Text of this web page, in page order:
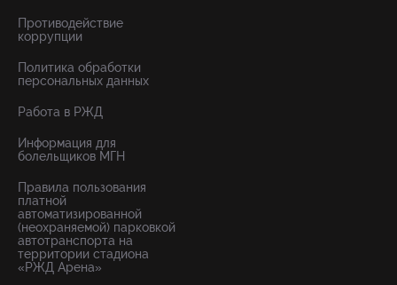
Противодействие
коррупции
Политика обработки
персональных данных
Работа в РЖД
Информация для
болельщиков МГН
Правила пользования
платной
автоматизированной
(неохраняемой) парковкой
автотранспорта на
территории стадиона
«РЖД Арена»